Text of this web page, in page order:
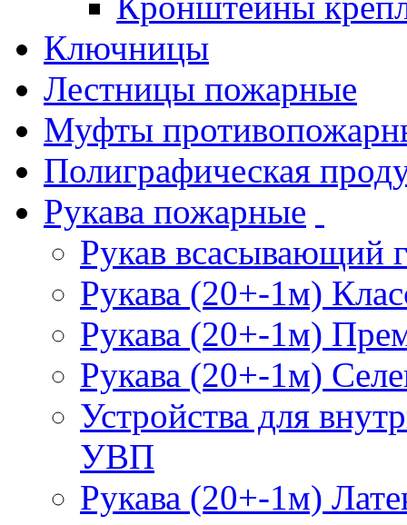
Ключницы
Лестницы пожарные
Муфты
Полиграфическая
Рукава пожарные
Рукав всасывающий
Рукава (20+-1м)
Рукава (20+-1м)
Рукава (20+-1м)
Устройства для
УВП
Рукава (20+-1м)